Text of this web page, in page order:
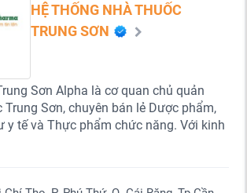
HỆ THỐNG NHÀ THUỐC
TRUNG SƠN
Sơn Alpha là cơ quan chủ quản
Sơn, chuyên bán lẻ Dược phẩm,
y tế và Thực phẩm chức năng. Với kinh